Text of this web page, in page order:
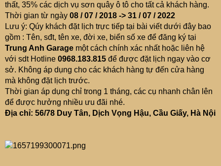
thất, 35% các dịch vụ sơn quây ô tô cho tất cả khách hàng.
Thời gian từ ngày 08 / 07 / 2018 -> 31 / 07 / 2022
Lưu ý: Qúy khách đặt lịch trực tiếp tại bài viết dưới đây bao
gồm : Tên, sđt, tên xe, đời xe, biển số xe để đăng ký tại
Trung Anh Garage một cách chính xác nhất hoặc liên hệ
với sdt Hotline 0968.183.815 để được đặt lịch ngay vào cơ
sở. Không áp dụng cho các khách hàng tự đến cửa hàng
mà không đặt lịch trước.
Thời gian áp dụng chỉ trong 1 tháng, các cụ nhanh chân lên
để được hưởng nhiều ưu đãi nhé.
Địa chỉ: 56/78 Duy Tân, Dịch Vọng Hậu, Cầu Giấy, Hà Nội